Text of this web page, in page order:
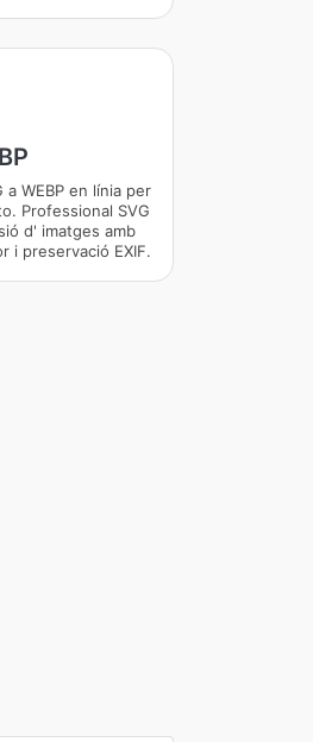
a WEBP en línia per
Professional SVG
d' imatges amb
i preservació EXIF.